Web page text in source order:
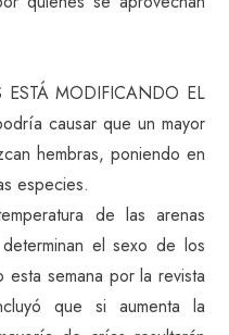
MODIFICANDO EL
causar que un mayor
hembras, poniendo en
especies.
de las arenas
el sexo de los
semana por la revista
que si aumenta la